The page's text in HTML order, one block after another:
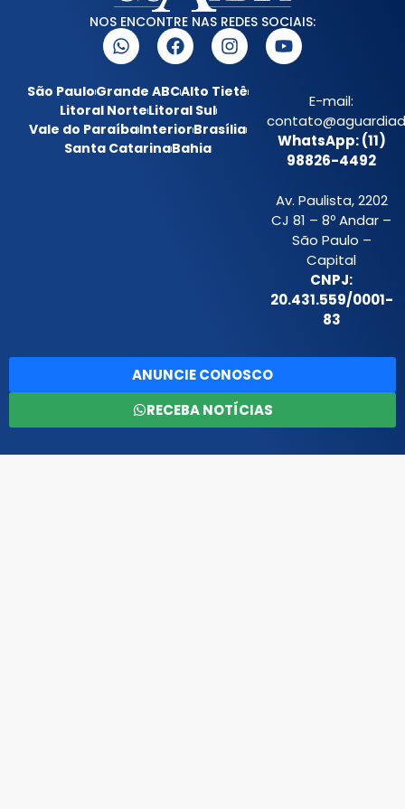
NOS ENCONTRE NAS REDES SOCIAIS:
São PauloGrande ABCAlto Tietê
Litoral NorteLitoral Sul
Vale do ParaíbaInteriorBrasília
Santa CatarinaBahia
E-mail:
WhatsApp: (11)
98826-4492
Av. Paulista, 2202
CJ 81 – 8º Andar –
São Paulo –
Capital
CNPJ:
20.431.559/0001-
83
ANUNCIE CONOSCO
RECEBA NOTÍCIAS